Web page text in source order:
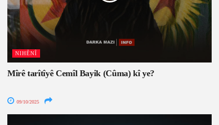
NIHÊNÎ
Mîrê tarîtîyê Cemîl Bayik (Cûma) kî ye?
09/10/2025